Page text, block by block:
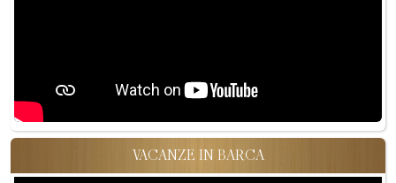
VACANZE IN BARCA